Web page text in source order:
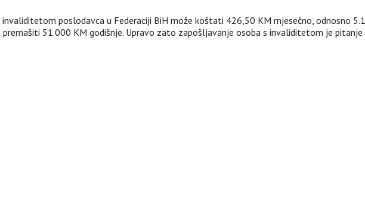
poslodavca u Federaciji BiH može koštati 426,50 KM mjesečno, odnosno
51.000 KM godišnje. Upravo zato zapošljavanje osoba s invaliditetom je